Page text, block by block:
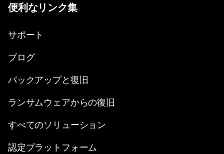
便利なリンク集
サポート
ブログ
バックアップと復旧
ランサムウェアからの復旧
すべてのソリューション
認定プラットフォーム